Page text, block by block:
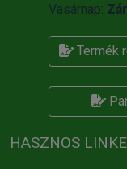
Vasárnap:
Termék
HASZNOS